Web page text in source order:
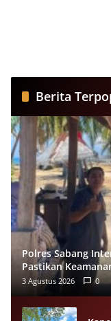
Berita
Polres Sabang
Pastikan
3 Agustus 2026 0